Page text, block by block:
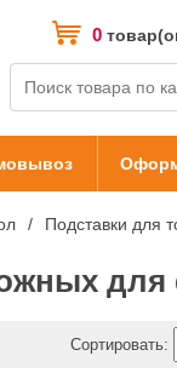
0
Подставки для
Сортировать: